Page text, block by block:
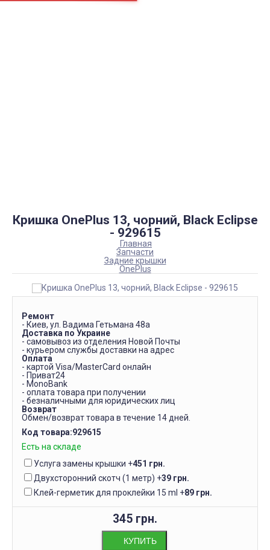
Кришка OnePlus 13, чорний, Black Eclipse
- 929615
Главная
Запчасти
Задние крышки
OnePlus
Ремонт
- Киев, ул. Вадима Гетьмана 48а
Доставка по Украине
- самовывоз из отделения Новой Почты
- курьером службы доставки на адрес
Оплата
- картой Visa/MasterCard онлайн
- Приват24
- MonoBank
- оплата товара при получении
- безналичными для юридических лиц
Возврат
Обмен/возврат товара в течение 14 дней.
Код товара:929615
Есть на складе
Услуга замены крышки +451 грн.
Двухсторонний скотч (1 метр) +39 грн.
Клей-герметик для проклейки 15 ml +89 грн.
345 грн.
КУПИТЬ